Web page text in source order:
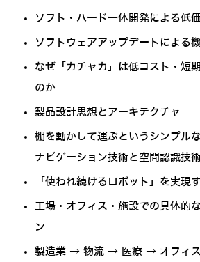
ソフト・ハード一体開発による低
ソフトウェアアップデートによる
なぜ「カチャカ」は低コスト・短
のか
製品設計思想とアーキテクチャ
棚を動かして運ぶというシンプル
ナビゲーション技術と空間認識技
「使われ続けるロボット」を実現
工場・オフィス・施設での具体的
ン
製造業 → 物流 → 医療 → オフィス